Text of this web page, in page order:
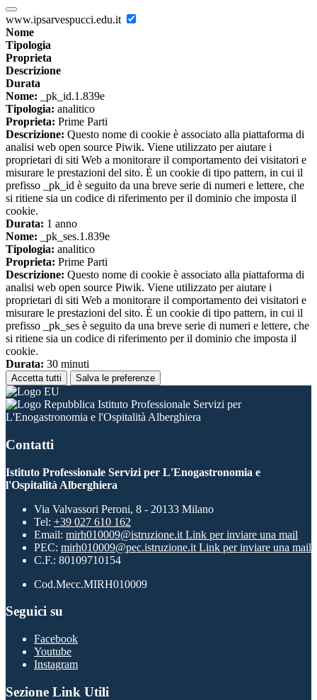
www.ipsarvespucci.edu.it
Nome
Tipologia
Proprieta
Descrizione
Durata
Nome: _pk_id.1.839e
Tipologia: analitico
Proprieta: Prime Parti
Descrizione: Questo nome di cookie è associato alla piattaforma di
analisi web open source Piwik. Viene utilizzato per aiutare i
proprietari di siti Web a monitorare il comportamento dei visitatori e
misurare le prestazioni del sito. È un cookie di tipo pattern, in cui il
prefisso _pk_id è seguito da una breve serie di numeri e lettere, che
si ritiene sia un codice di riferimento per il dominio che imposta il
cookie.
Durata: 1 anno
Nome: _pk_ses.1.839e
Tipologia: analitico
Proprieta: Prime Parti
Descrizione: Questo nome di cookie è associato alla piattaforma di
analisi web open source Piwik. Viene utilizzato per aiutare i
proprietari di siti Web a monitorare il comportamento dei visitatori e
misurare le prestazioni del sito. È un cookie di tipo pattern, in cui il
prefisso _pk_ses è seguito da una breve serie di numeri e lettere, che
si ritiene sia un codice di riferimento per il dominio che imposta il
cookie.
Durata: 30 minuti
Accetta tutti Salva le preferenze
Istituto Professionale Servizi per
L'Enogastronomia e l'Ospitalità Alberghiera
Contatti
Istituto Professionale Servizi per L'Enogastronomia e
l'Ospitalità Alberghiera
Via Valvassori Peroni, 8 - 20133 Milano
Tel: +39 027 610 162
Email: mirh010009@istruzione.it Link per inviare una mail
PEC: mirh010009@pec.istruzione.it Link per inviare una mail
C.F.: 80109710154
Cod.Mecc.MIRH010009
Seguici su
Facebook
Youtube
Instagram
Sezione Link Utili